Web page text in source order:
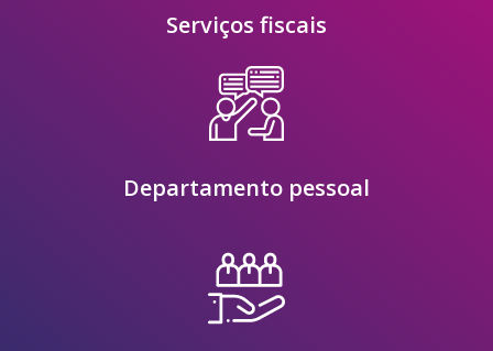
Serviços fiscais
Departamento pessoal